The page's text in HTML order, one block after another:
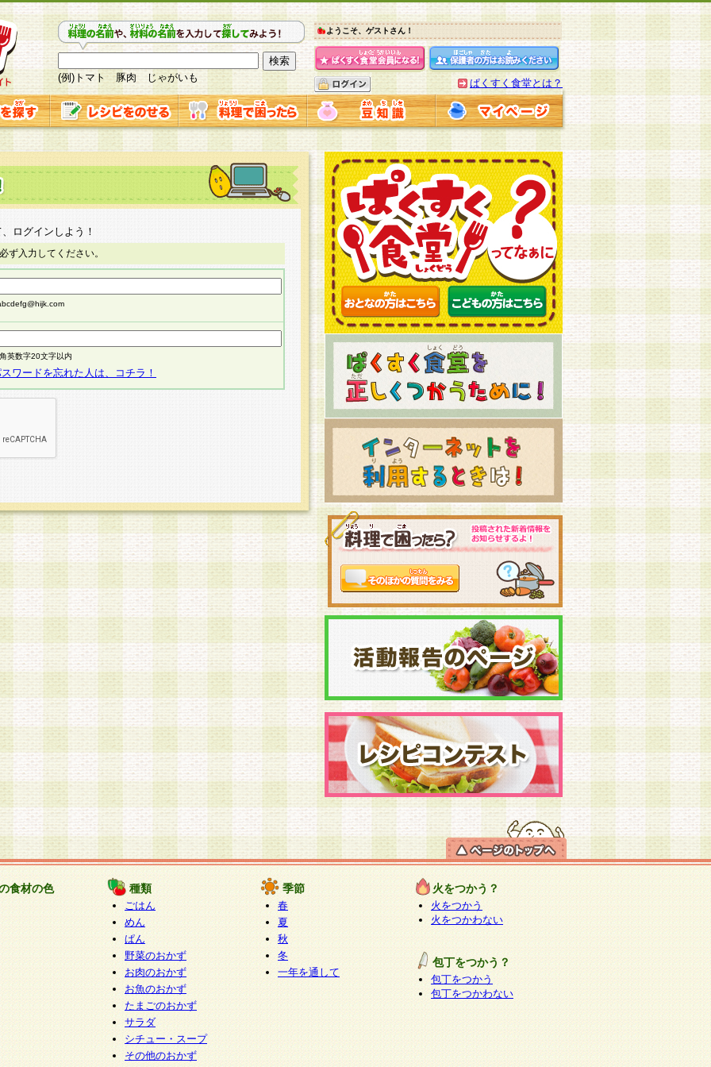
(例)トマト 豚肉 じゃがいも
ようこそ、ゲストさん！
ぱくすく食堂とは？
ログインしよう！
ず入力してください。
英数字20文字以内
ワードを忘れた人は、コチラ！
食材の色 種類
ごはん
めん
ぱん
野菜のおかず
お肉のおかず
お魚のおかず
たまごのおかず
サラダ
シチュー・スープ
その他のおかず
季節
春
夏
秋
冬
一年を通して
火をつかう？
火をつかう
火をつかわない
包丁をつかう？
包丁をつかう
包丁をつかわない